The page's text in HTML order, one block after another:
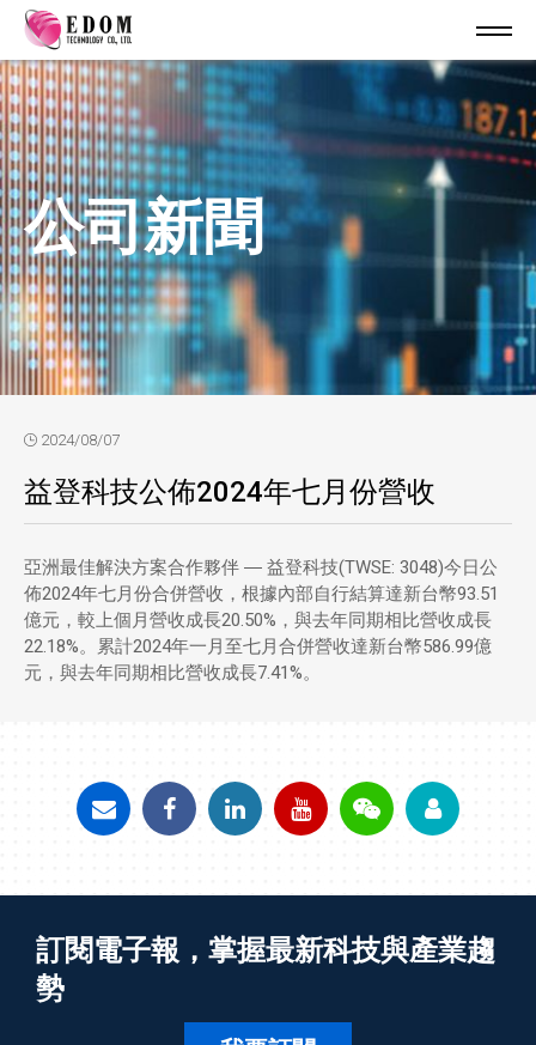
公司新聞
2024/08/07
益登科技公佈2024年七月份營收
亞洲最佳解決方案合作夥伴 ― 益登科技(TWSE: 3048)今日公
佈2024年七月份合併營收，根據內部自行結算達新台幣93.51
億元，較上個月營收成長20.50%，與去年同期相比營收成長
22.18%。累計2024年一月至七月合併營收達新台幣586.99億
元，與去年同期相比營收成長7.41%。
訂閱電子報，掌握最新科技與產業趨
勢